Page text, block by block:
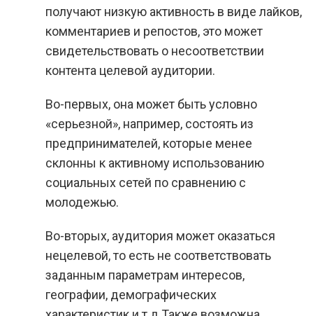
получают низкую активность в виде лайков,
комментариев и репостов, это может
свидетельствовать о несоответствии
контента целевой аудитории.
Во-первых, она может быть условно
«серьезной», например, состоять из
предпринимателей, которые менее
склонны к активному использованию
социальных сетей по сравнению с
молодежью.
Во-вторых, аудитория может оказаться
нецелевой, то есть не соответствовать
заданным параметрам интересов,
географии, демографических